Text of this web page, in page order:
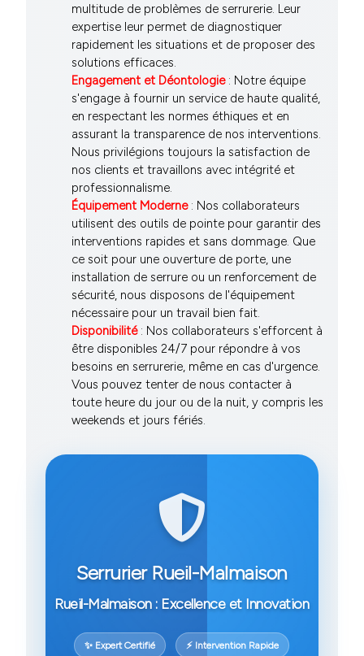
multitude de problèmes de serrurerie. Leur
expertise leur permet de diagnostiquer
rapidement les situations et de proposer des
solutions efficaces.
Engagement et Déontologie: Notre équipe
s'engage à fournir un service de haute qualité,
en respectant les normes éthiques et en
assurant la transparence de nos interventions.
Nous privilégions toujours la satisfaction de
nos clients et travaillons avec intégrité et
professionnalisme.
Équipement Moderne: Nos collaborateurs
utilisent des outils de pointe pour garantir des
interventions rapides et sans dommage. Que
ce soit pour une ouverture de porte, une
installation de serrure ou un renforcement de
sécurité, nous disposons de l'équipement
nécessaire pour un travail bien fait.
Disponibilité: Nos collaborateurs s'efforcent à
être disponibles 24/7 pour répondre à vos
besoins en serrurerie, même en cas d'urgence.
Vous pouvez tenter de nous contacter à
toute heure du jour ou de la nuit, y compris les
weekends et jours fériés.
Serrurier Rueil-Malmaison
Rueil-Malmaison : Excellence et Innovation
✨ Expert Certifié ⚡ Intervention Rapide